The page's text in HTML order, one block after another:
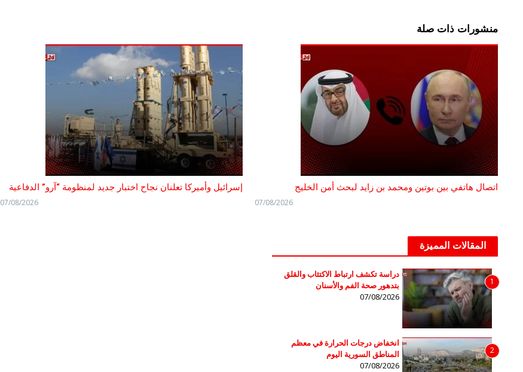
منشورات ذات صلة
اتصال هاتفي بين بوتين ومحمد بن زايد لبحث أمن الخليج
07/08/2026
إسرائيل وأميركا تعلنان نجاح اختبار جديد لمنظومة “آرو” الدفاعية
07/08/2026
المقالات المميزة
1
دراسة تكشف ارتباط الاكتئاب والقلق
بتدهور صحة الفم والأسنان
07/08/2026
2
انخفاض درجات الحرارة في معظم
المناطق السورية اليوم
07/08/2026